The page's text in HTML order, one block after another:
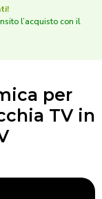
l’acquisto con il
per
TV in